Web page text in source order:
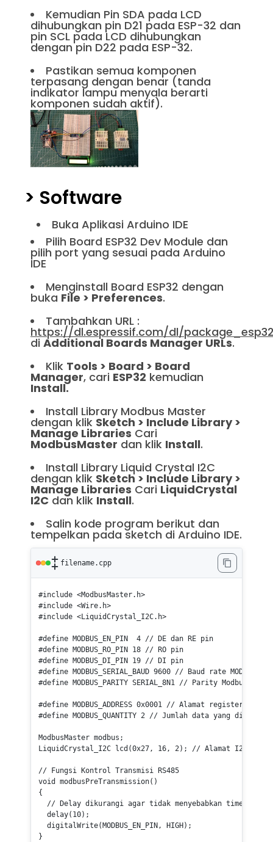
Kemudian Pin SDA pada LCD
dihubungkan pin D21 pada ESP-32 dan
pin SCL pada LCD dihubungkan
dengan pin D22 pada ESP-32.
Pastikan semua komponen
terpasang dengan benar (tanda
indikator lampu menyala berarti
komponen sudah aktif).
> Software
Buka Aplikasi Arduino IDE
Pilih Board ESP32 Dev Module dan
pilih port yang sesuai pada Arduino
IDE
Menginstall Board ESP32 dengan
buka File > Preferences.
Tambahkan URL :
https://dl.espressif.com/dl/
di Additional Boards Manager URLs.
Klik Tools > Board > Board
Manager, cari ESP32 kemudian
Install.
Install Library Modbus Master
dengan klik Sketch > Include Library >
Manage Libraries Cari
ModbusMaster dan klik Install.
Install Library Liquid Crystal I2C
dengan klik Sketch > Include Library >
Manage Libraries Cari LiquidCrystal
I2C dan klik Install.
Salin kode program berikut dan
tempelkan pada sketch di Arduino IDE.
filename.cpp
#include <ModbusMaster.h>
#include <Wire.h>
#include <LiquidCrystal_I2C.h>
#define MODBUS_EN_PIN  4 // DE dan RE pin
#define MODBUS_RO_PIN 18 // RO pin
#define MODBUS_DI_PIN 19 // DI pin
#define MODBUS_SERIAL_BAUD 9600 // Baud rate MODBUS
#define MODBUS_PARITY SERIAL_8N1 // Parity Modbus
#define MODBUS_ADDRESS 0x0001 // Alamat register data
#define MODBUS_QUANTITY 2 // Jumlah data yang diambil
LiquidCrystal_I2C
lcd (0x27, 16, 2) ; // Alamat I2C umum
// Fungsi Kontrol Transmisi RS485
void
modbusPreTransmission()
{
// Delay dikurangi agar tidak menyebabkan timeout
delay( 10);
digitalWrite(MODBUS_EN_PIN, HIGH);
}